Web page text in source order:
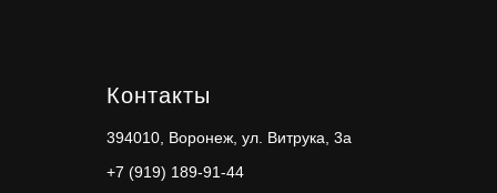
Контакты
394010, Воронеж, ул. Витрука, 3а
+7 (919) 189-91-44